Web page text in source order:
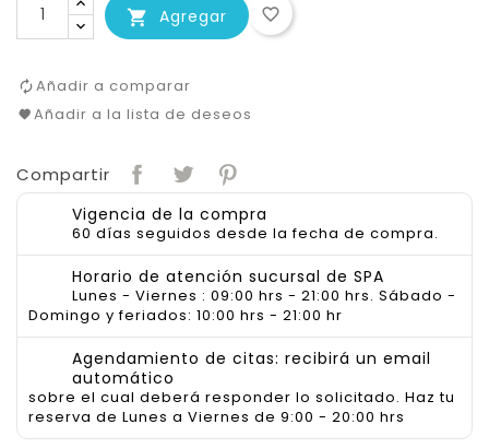
 Agregar favorite_border
Añadir a comparar
Añadir a la lista de deseos
Compartir
Vigencia de la compra
60 días seguidos desde la fecha de compra.
Horario de atención sucursal de SPA
Lunes - Viernes : 09:00 hrs - 21:00 hrs. Sábado -
Domingo y feriados: 10:00 hrs - 21:00 hr
Agendamiento de citas: recibirá un email
automático
sobre el cual deberá responder lo solicitado. Haz tu
reserva de Lunes a Viernes de 9:00 - 20:00 hrs